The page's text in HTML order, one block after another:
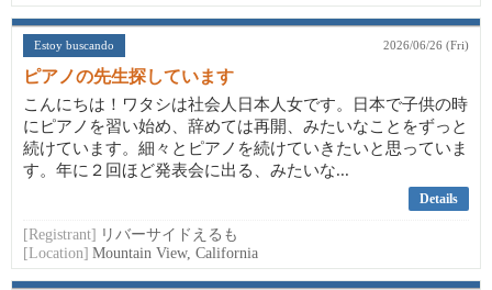
Estoy buscando 2026/06/26 (Fri)
ピアノの先生探しています
こんにちは！ワタシは社会人日本人女です。日本で子供の時
にピアノを習い始め、辞めては再開、みたいなことをずっと
続けています。細々とピアノを続けていきたいと思っていま
す。年に２回ほど発表会に出る、みたいな...
Details
[Registrant] リバーサイドえるも
[Location] Mountain View, California